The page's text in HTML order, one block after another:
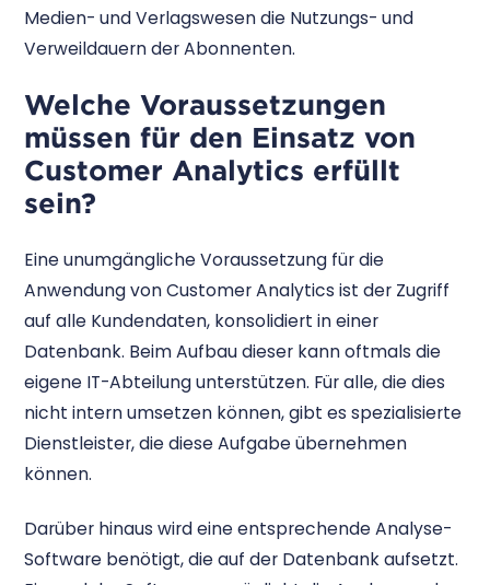
Medien- und Verlagswesen die Nutzungs- und
Verweildauern der Abonnenten.
Welche Voraussetzungen
müssen für den Einsatz von
Customer Analytics erfüllt
sein?
Eine unumgängliche Voraussetzung für die
Anwendung von Customer Analytics ist der Zugriff
auf alle Kundendaten, konsolidiert in einer
Datenbank. Beim Aufbau dieser kann oftmals die
eigene IT-Abteilung unterstützen. Für alle, die dies
nicht intern umsetzen können, gibt es spezialisierte
Dienstleister, die diese Aufgabe übernehmen
können.
Darüber hinaus wird eine entsprechende Analyse-
Software benötigt, die auf der Datenbank aufsetzt.